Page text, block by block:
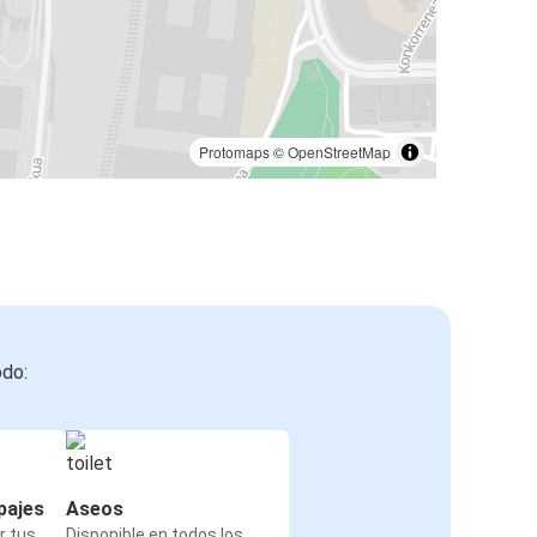
Protomaps©OpenStreetMap
Aseos